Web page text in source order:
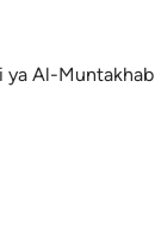
ya Al-Muntakhab